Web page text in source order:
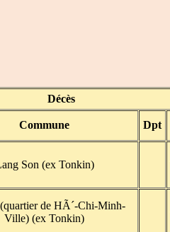
Décès
Commune Dpt
Son (ex Tonkin)
de HÃ´-Chi-Minh-
Ville) (ex Tonkin)